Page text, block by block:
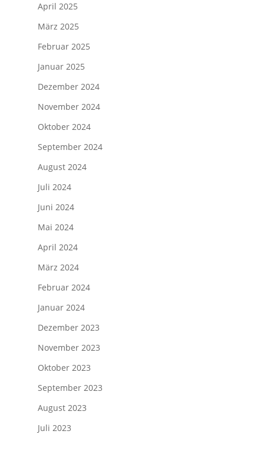
April 2025
März 2025
Februar 2025
Januar 2025
Dezember 2024
November 2024
Oktober 2024
September 2024
August 2024
Juli 2024
Juni 2024
Mai 2024
April 2024
März 2024
Februar 2024
Januar 2024
Dezember 2023
November 2023
Oktober 2023
September 2023
August 2023
Juli 2023